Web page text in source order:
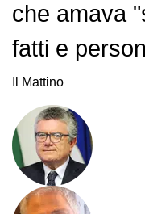
che amava
fatti e
Il Mattino